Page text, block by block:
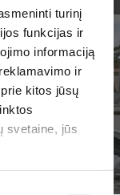
turinį
funkcijas ir
informaciją
ir
kitos jūsų
svetaine, jūs
už papildomą